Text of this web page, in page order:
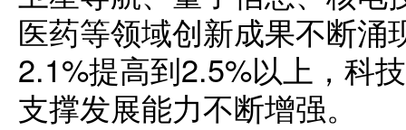
医药等领域创新成果不断
2.1%提高到2.5%以上，科
支撑发展能力不断增强。